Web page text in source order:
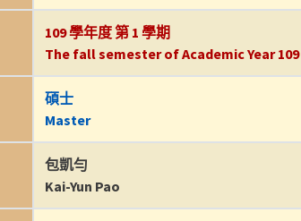
109 學年度 第 1 學期
The fall semester of Academic Year 109
碩士
Master
包凱勻
Kai-Yun Pao